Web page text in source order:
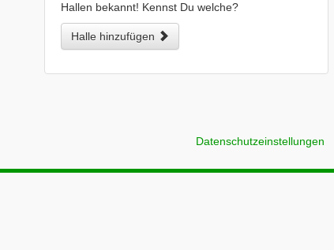
Hallen bekannt! Kennst Du welche?
Halle hinzufügen
Datenschutzeinstellungen